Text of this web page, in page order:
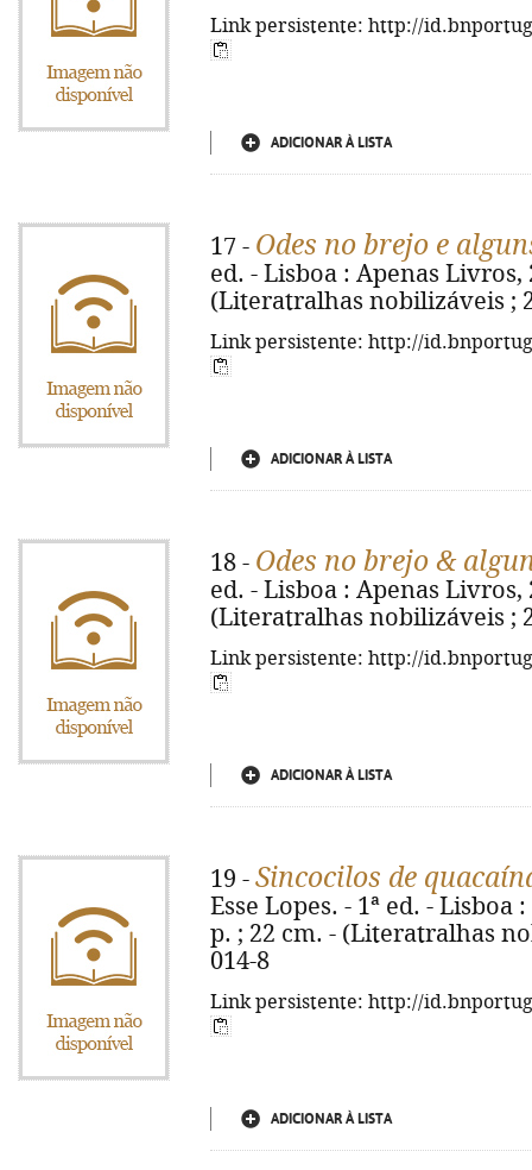
Link persistente: http://
ADICIONAR À LISTA
17 - Odes no brejo e
ed. - Lisboa : Apenas Livros,
(Literatralhas nobilizáveis ;
Link persistente: http://
ADICIONAR À LISTA
18 - Odes no brejo &
ed. - Lisboa : Apenas Livros,
(Literatralhas nobilizáveis ;
Link persistente: http://
ADICIONAR À LISTA
19 - Sincocilos de
Esse Lopes. - 1ª ed. - Lisboa
p. ; 22 cm. - (Literatralhas
014-8
Link persistente: http://
ADICIONAR À LISTA